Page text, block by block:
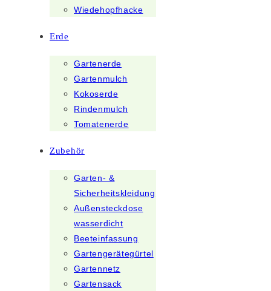
Wiedehopfhacke
Erde
Gartenerde
Gartenmulch
Kokoserde
Rindenmulch
Tomatenerde
Zubehör
Garten- &
Sicherheitskleidung
Außensteckdose
wasserdicht
Beeteinfassung
Gartengerätegürtel
Gartennetz
Gartensack